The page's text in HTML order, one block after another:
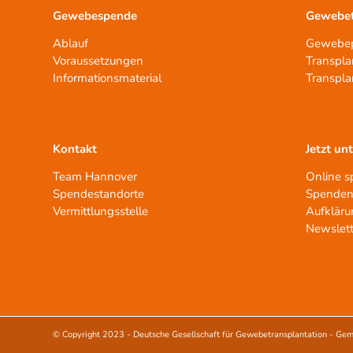
Gewebespende
Ablauf
Voraussetzungen
Informationsmaterial
Kontakt
Team Hannover
Spendestandorte
Vermittlungsstelle
Jetzt
Online
© Copyright 2023 - Deutsche Gesellschaft für Gewebetransplantation -